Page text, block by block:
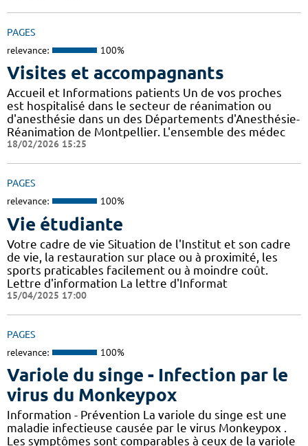
PAGES
relevance: 100%
Visites et accompagnants
Accueil et Informations patients Un de vos proches
est hospitalisé dans le secteur de réanimation ou
d'anesthésie dans un des Départements d'Anesthésie-
Réanimation de Montpellier. L'ensemble des médec
18/02/2026 15:25
PAGES
relevance: 100%
Vie étudiante
Votre cadre de vie Situation de l'Institut et son cadre
de vie, la restauration sur place ou à proximité, les
sports praticables facilement ou à moindre coût.
Lettre d'information La lettre d'Informat
15/04/2025 17:00
PAGES
relevance: 100%
Variole du singe - Infection par le
virus du Monkeypox
Information - Prévention La variole du singe est une
maladie infectieuse causée par le virus Monkeypox .
Les symptômes sont comparables à ceux de la variole